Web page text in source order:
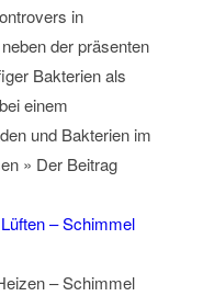
in
der präsenten
Bakterien als
einem
und Bakterien im
» Der Beitrag
– Schimmel
– Schimmel